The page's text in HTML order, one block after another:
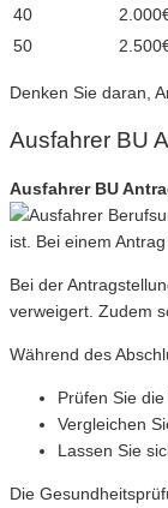
40
50
Denken Sie daran,
Ausfahrer BU
Ausfahrer BU
ist. Bei einem
Bei der
verweigert. Zudem
Während des
Prüfen Sie
Vergleichen
Lassen Sie
Die